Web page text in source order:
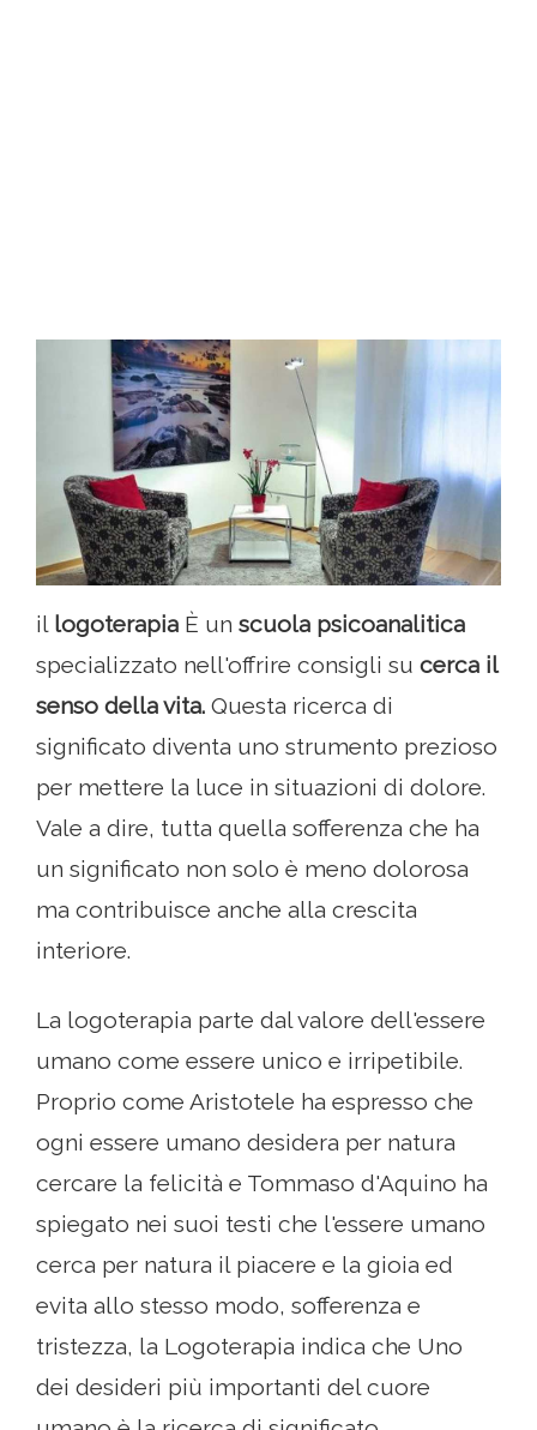
il logoterapia È un scuola psicoanalitica
specializzato nell'offrire consigli su cerca il
senso della vita. Questa ricerca di
significato diventa uno strumento prezioso
per mettere la luce in situazioni di dolore.
Vale a dire, tutta quella sofferenza che ha
un significato non solo è meno dolorosa
ma contribuisce anche alla crescita
interiore.
La logoterapia parte dal valore dell'essere
umano come essere unico e irripetibile.
Proprio come Aristotele ha espresso che
ogni essere umano desidera per natura
cercare la felicità e Tommaso d'Aquino ha
spiegato nei suoi testi che l'essere umano
cerca per natura il piacere e la gioia ed
evita allo stesso modo, sofferenza e
tristezza, la Logoterapia indica che Uno
dei desideri più importanti del cuore